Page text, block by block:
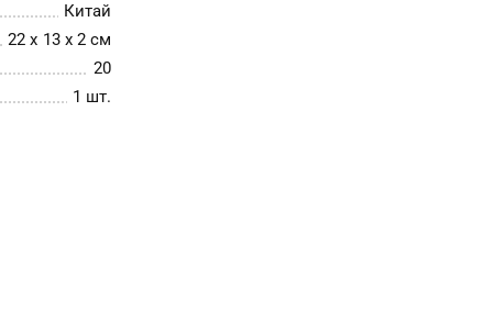
Китай
22 x 13 x 2 см
20
1 шт.